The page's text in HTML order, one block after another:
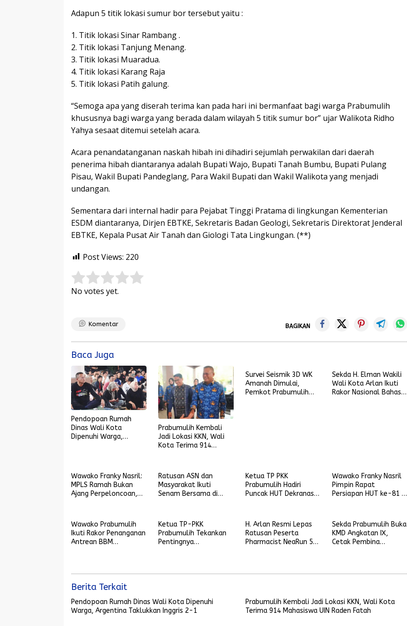
Adapun 5 titik lokasi sumur bor tersebut yaitu :
1. Titik lokasi Sinar Rambang .
2. Titik lokasi Tanjung Menang.
3. Titik lokasi Muaradua.
4. Titik lokasi Karang Raja
5. Titik lokasi Patih galung.
“Semoga apa yang diserah terima kan pada hari ini bermanfaat bagi warga Prabumulih
khususnya bagi warga yang berada dalam wilayah 5 titik sumur bor” ujar Walikota Ridho
Yahya sesaat ditemui setelah acara.
Acara penandatanganan naskah hibah ini dihadiri sejumlah perwakilan dari daerah
penerima hibah diantaranya adalah Bupati Wajo, Bupati Tanah Bumbu, Bupati Pulang
Pisau, Wakil Bupati Pandeglang, Para Wakil Bupati dan Wakil Walikota yang menjadi
undangan.
Sementara dari internal hadir para Pejabat Tinggi Pratama di lingkungan Kementerian
ESDM diantaranya, Dirjen EBTKE, Sekretaris Badan Geologi, Sekretaris Direktorat Jenderal
EBTKE, Kepala Pusat Air Tanah dan Giologi Tata Lingkungan. (**)
Post Views: 220
Rate this item:
No votes yet.
Komentar BAGIKAN
Baca Juga
Pendopoan Rumah
Dinas Wali Kota
Dipenuhi Warga,
Prabumulih Kembali
Jadi Lokasi KKN, Wali
Kota Terima 914
Survei Seismik 3D WK
Amanah Dimulai,
Pemkot Prabumulih
Sekda H. Elman Wakili
Wali Kota Arlan Ikuti
Rakor Nasional Bahas
Wawako Franky Nasril:
MPLS Ramah Bukan
Ajang Perpeloncoan,
Ratusan ASN dan
Masyarakat Ikuti
Senam Bersama di
Ketua TP PKK
Prabumulih Hadiri
Puncak HUT Dekranas
Wawako Franky Nasril
Pimpin Rapat
Persiapan HUT ke-81 RI
Wawako Prabumulih
Ikuti Rakor Penanganan
Antrean BBM
Ketua TP-PKK
Prabumulih Tekankan
Pentingnya
H. Arlan Resmi Lepas
Ratusan Peserta
Pharmacist NeaRun 5K
Sekda Prabumulih Buka
KMD Angkatan IX,
Cetak Pembina
Berita Terkait
Pendopoan Rumah Dinas Wali Kota Dipenuhi
Warga, Argentina Taklukkan Inggris 2-1
Prabumulih Kembali Jadi Lokasi KKN, Wali Kota
Terima 914 Mahasiswa UIN Raden Fatah